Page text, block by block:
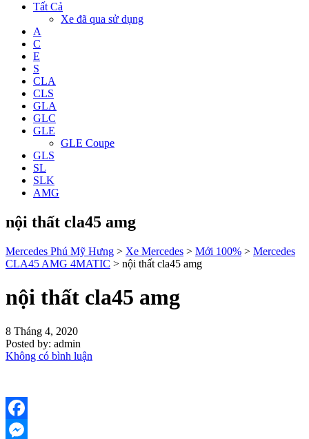
Tất Cả
Xe đã qua sử dụng
A
C
E
S
CLA
CLS
GLA
GLC
GLE
GLE Coupe
GLS
SL
SLK
AMG
nội thất cla45 amg
Mercedes Phú Mỹ Hưng > Xe Mercedes > Mới 100% > Mercedes
CLA45 AMG 4MATIC > nội thất cla45 amg
nội thất cla45 amg
8 Tháng 4, 2020
Posted by: admin
Không có bình luận
Facebook